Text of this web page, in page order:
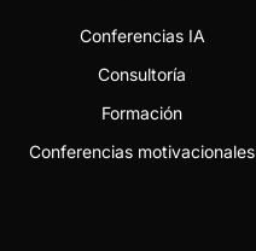
Conferencias IA
Consultoría
Formación
Conferencias motivacionales